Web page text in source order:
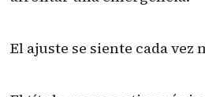
El ajuste se siente cada vez